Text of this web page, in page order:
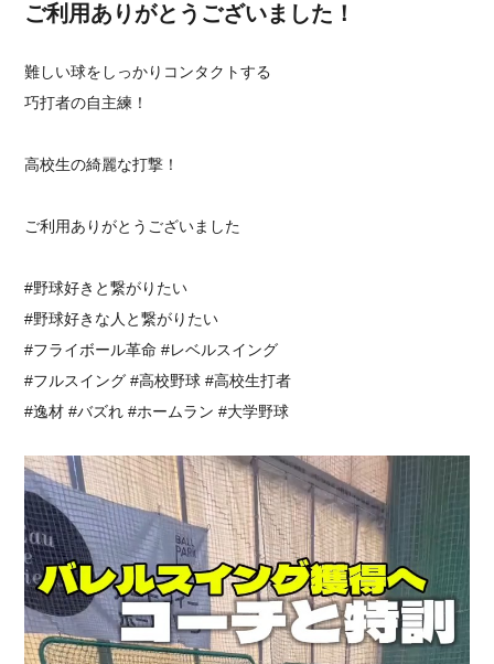
ご利用ありがとうございました！
難しい球をしっかりコンタクトする
巧打者の自主練！
高校生の綺麗な打撃！
ご利用ありがとうございました
#野球好きと繋がりたい
#野球好きな人と繋がりたい
⁡#フライボール革命 #レベルスイング⁡
#フルスイング #高校野球 #高校生打者
#逸材 #バズれ #ホームラン #大学野球